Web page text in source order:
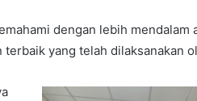
dengan lebih mendalam
yang telah dilaksanakan